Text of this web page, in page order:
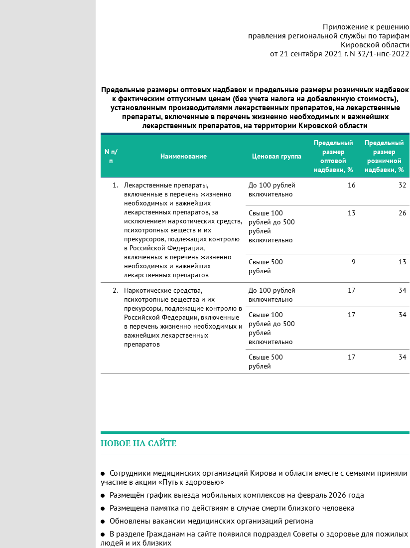
Приложение к решению
правления региональной службы по тарифам
Кировской области
от 21 сентября 2021 г. N 32/1-нпс-2022
Предельные размеры оптовых надбавок и предельные размеры розничных надбавок
к фактическим отпускным ценам (без учета налога на добавленную стоимость),
установленным производителями лекарственных препаратов, на лекарственные
препараты, включенные в перечень жизненно необходимых и важнейших
лекарственных препаратов, на территории Кировской области
N п/
п
Наименование Ценовая группа
Предельный
размер
оптовой
надбавки, %
Предельный
размер
розничной
надбавки, %
1.
Лекарственные препараты,
включенные в перечень жизненно
необходимых и важнейших
лекарственных препаратов, за
исключением наркотических средств,
психотропных веществ и их
прекурсоров, подлежащих контролю
в Российской Федерации,
включенных в перечень жизненно
необходимых и важнейших
лекарственных препаратов
До 100 рублей
включительно
16 32
Свыше 100
рублей до 500
рублей
включительно
13 26
Свыше 500
рублей
9 13
2.
Наркотические средства,
психотропные вещества и их
прекурсоры, подлежащие контролю в
Российской Федерации, включенные
в перечень жизненно необходимых и
важнейших лекарственных
препаратов
До 100 рублей
включительно
17 34
Свыше 100
рублей до 500
рублей
включительно
17 34
Свыше 500
рублей
17 34
НОВОЕ НА САЙТЕ
Сотрудники медицинских организаций Кирова и области вместе с семьями приняли
участие в акции «Путь к здоровью»
Размещён график выезда мобильных комплексов на февраль 2026 года
Размещена памятка по действиям в случае смерти близкого человека
Обновлены вакансии медицинских организаций региона
В разделе Гражданам на сайте появился подраздел Советы о здоровье для пожилых
людей и их близких